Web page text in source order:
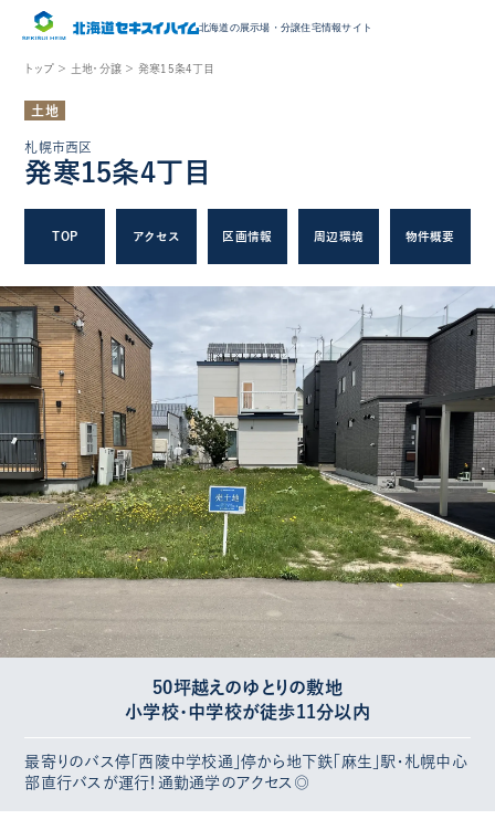
北海道の展示場・ 分譲住宅情報サイト
トップ ＞ 土地・分譲 ＞ 発寒15条4丁目
土地
札幌市西区
発寒15条4丁目
50坪越えのゆとりの敷地
小学校・中学校が徒歩11分以内
最寄りのバス停「西陵中学校通」停から地下鉄「麻生」駅・札幌中心
部直行バスが運行！通勤通学のアクセス◎
TOP アクセス 区画情報 周辺環境 物件概要